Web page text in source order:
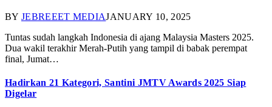
BY JEBREEET MEDIAJANUARY 10, 2025
Tuntas sudah langkah Indonesia di ajang Malaysia Masters 2025.
Dua wakil terakhir Merah-Putih yang tampil di babak perempat
final, Jumat…
Hadirkan 21 Kategori, Santini JMTV Awards 2025 Siap
Digelar